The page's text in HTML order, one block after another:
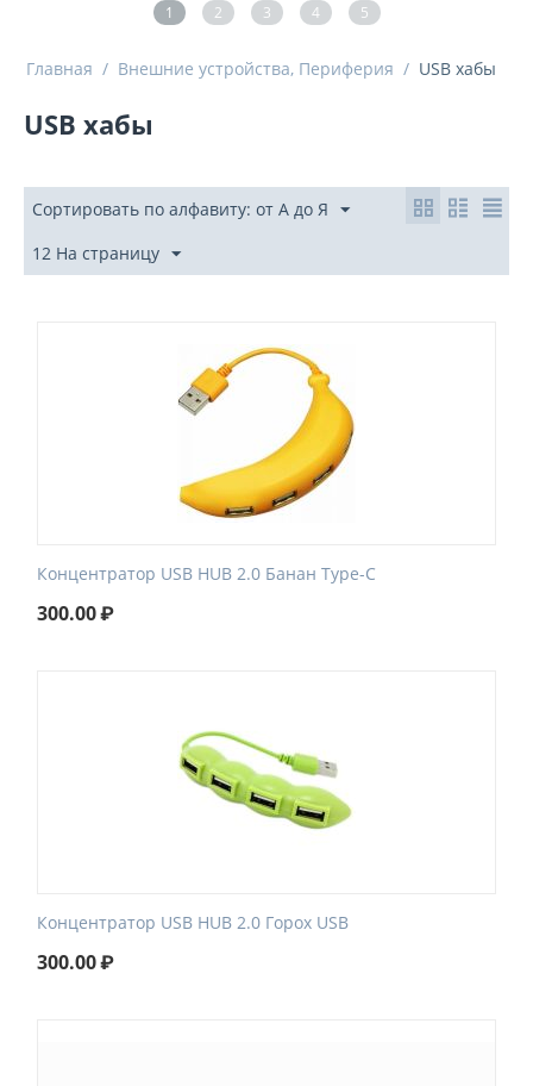
1 2 3 4 5
Главная / Внешние устройства, Периферия / USB xабы
USB xабы
Сортировать по алфавиту: от А до Я
12 На страницу
Концентратор USB HUB 2.0 Банан Type-C
300.00₽
Концентратор USB HUB 2.0 Горох USB
300.00₽